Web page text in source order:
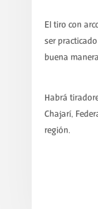
El tiro con
ser
buena
Habrá
Chajarí,
región.